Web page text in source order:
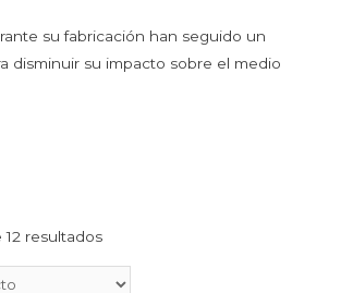
su fabricación han seguido un
disminuir su impacto sobre el medio
12 resultados